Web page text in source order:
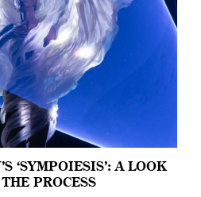
‘SYMPOIESIS’: A LOOK
PROCESS